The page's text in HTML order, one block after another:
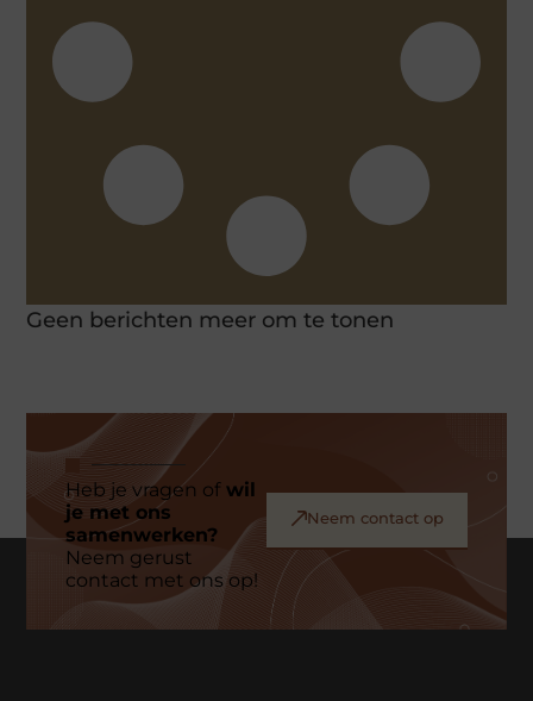
Geen berichten meer om te tonen
Heb je vragen ofwil
je met ons
samenwerken?
Neem gerust
contact met ons op!
Neem contact op